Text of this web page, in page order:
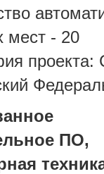
мест - 20
проекта:
ПО,